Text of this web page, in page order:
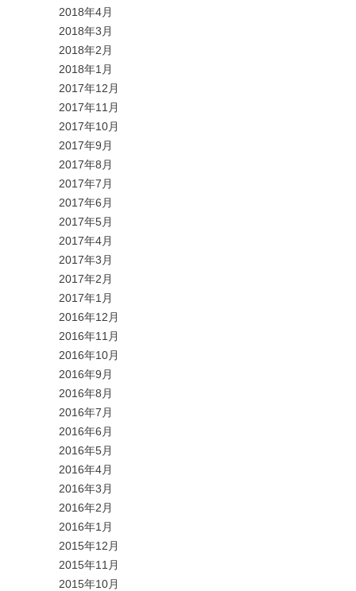
2018年4月
2018年3月
2018年2月
2018年1月
2017年12月
2017年11月
2017年10月
2017年9月
2017年8月
2017年7月
2017年6月
2017年5月
2017年4月
2017年3月
2017年2月
2017年1月
2016年12月
2016年11月
2016年10月
2016年9月
2016年8月
2016年7月
2016年6月
2016年5月
2016年4月
2016年3月
2016年2月
2016年1月
2015年12月
2015年11月
2015年10月